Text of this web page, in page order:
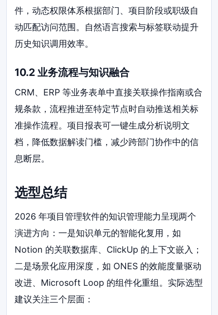
件，动态权限体系根据部门、项目阶段或职级自
动匹配访问范围。自然语言搜索与标签联动提升
历史知识调用效率。
10.2 业务流程与知识融合
CRM、ERP 等业务表单中直接关联操作指南或合
规条款，流程推进至特定节点时自动推送相关标
准操作流程。项目报表可一键生成分析说明文
档，降低数据解读门槛，减少跨部门协作中的信
息断层。
选型总结
2026 年项目管理软件的知识管理能力呈现两个
演进方向：一是知识单元的智能化复用，如
Notion 的关联数据库、ClickUp 的上下文嵌入；
二是场景化应用深度，如 ONES 的效能度量驱动
改进、Microsoft Loop 的组件化重组。实际选型
建议关注三个层面：